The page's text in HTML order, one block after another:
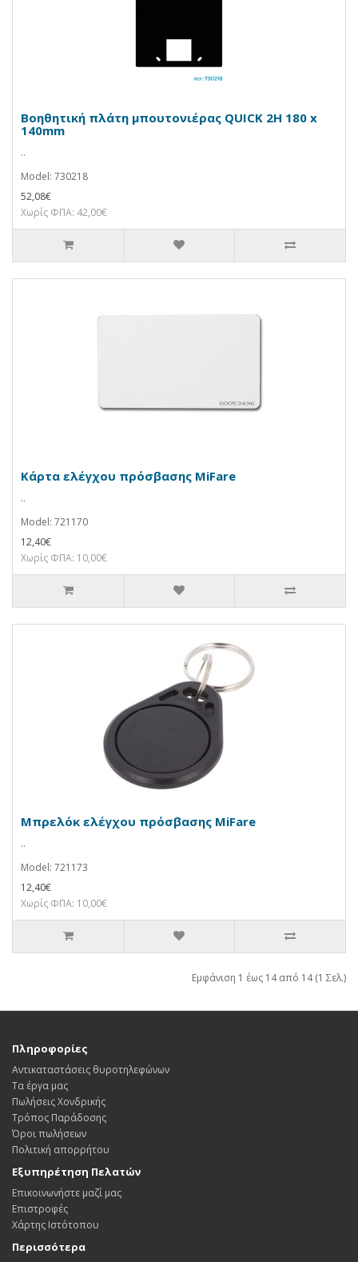
Βοηθητική πλάτη μπουτονιέρας QUICK 2H 180 x
140mm
..
Model: 730218
52,08€
Χωρίς ΦΠΑ: 42,00€
Κάρτα ελέγχου πρόσβασης MiFare
..
Model: 721170
12,40€
Χωρίς ΦΠΑ: 10,00€
Μπρελόκ ελέγχου πρόσβασης MiFare
..
Model: 721173
12,40€
Χωρίς ΦΠΑ: 10,00€
Εμφάνιση 1 έως 14 από 14 (1 Σελ.)
Πληροφορίες
Αντικαταστάσεις θυροτηλεφώνων
Τα έργα μας
Πωλήσεις Χονδρικής
Τρόπος Παράδοσης
Όροι πωλήσεων
Πολιτική απορρήτου
Εξυπηρέτηση Πελατών
Επικοινωνήστε μαζί μας
Επιστροφές
Χάρτης Ιστότοπου
Περισσότερα